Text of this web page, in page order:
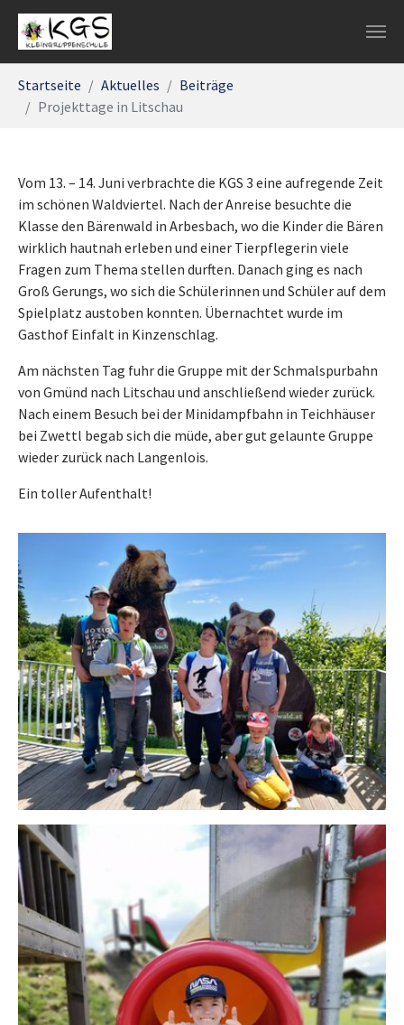
Startseite Aktuelles
Beiträge
Projekttage in Litschau
Vom 13. – 14. Juni verbrachte die KGS 3 eine aufregende Zeit
im schönen Waldviertel. Nach der Anreise besuchte die
Klasse den Bärenwald in Arbesbach, wo die Kinder die Bären
wirklich hautnah erleben und einer Tierpflegerin viele
Fragen zum Thema stellen durften. Danach ging es nach
Groß Gerungs, wo sich die Schülerinnen und Schüler auf dem
Spielplatz austoben konnten. Übernachtet wurde im
Gasthof Einfalt in Kinzenschlag.
Am nächsten Tag fuhr die Gruppe mit der Schmalspurbahn
von Gmünd nach Litschau und anschließend wieder zurück.
Nach einem Besuch bei der Minidampfbahn in Teichhäuser
bei Zwettl begab sich die müde, aber gut gelaunte Gruppe
wieder zurück nach Langenlois.
Ein toller Aufenthalt!